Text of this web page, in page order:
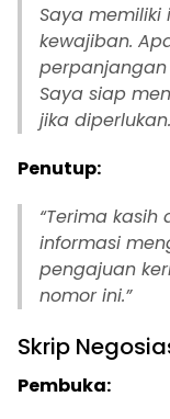
Saya
kewajiban.
Saya siap
jika
Penutup:
“Terima
informasi
pengajuan
nomor ini.”
Skrip
Pembuka: